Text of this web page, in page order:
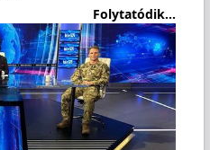
Folytatódik...